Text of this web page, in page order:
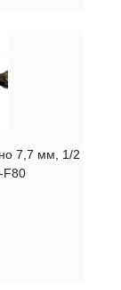
7,7 мм, 1/2
F80